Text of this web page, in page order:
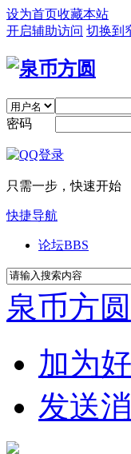
设为首页收藏本站
开启辅助访问 切换到
密码
只需一步，快速开始
快捷导航
论坛BBS
泉币方圆
加为
发送